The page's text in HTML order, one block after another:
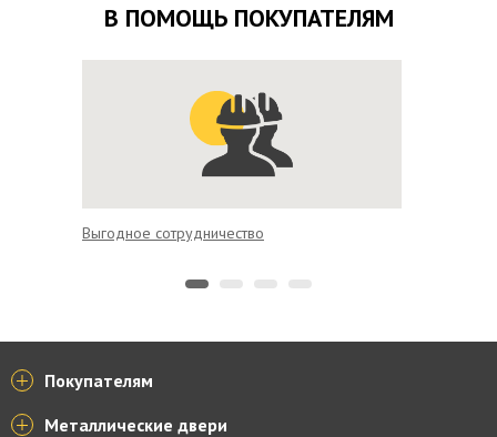
В ПОМОЩЬ ПОКУПАТЕЛЯМ
Выгодное сотрудничество
Покупателям
Металлические двери